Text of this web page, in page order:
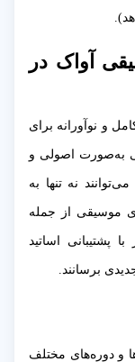
آواک در
و نوآورانه برای
به‌صورت اصولی و
نه تنها به
موسیقی از جمله
پشتیبانی اساتید
برسانند.
و دوره‌های مختلف